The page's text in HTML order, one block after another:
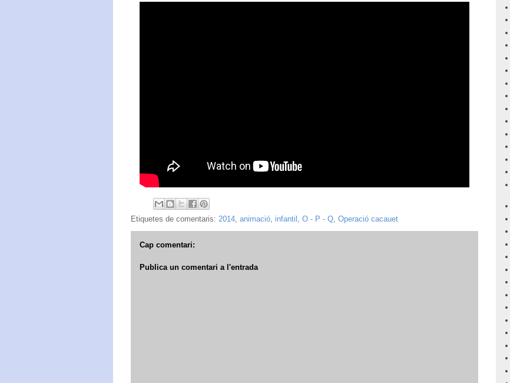
Etiquetes de comentaris: 2014, animació, infantil , O - P - Q, Operació cacauet
Cap comentari:
Publica un comentari a l'entrada